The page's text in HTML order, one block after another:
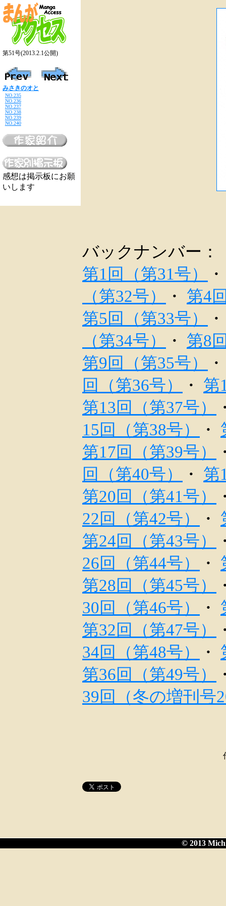
第51号(2013.2.1公開)
みさきのオと
NO.235
NO.236
NO.237
NO.238
NO.239
NO.240
感想は掲示板にお願
いします
バックナンバー：
第1回（第31号）
（第32号）
・ 第4
第5回（第33号）
（第34号）
・ 第8
第9回（第35号）
回（第36号）
・ 第
第13回（第37号）
15回（第38号）
・
第17回（第39号）
回（第40号）
・ 第
第20回（第41号）
22回（第42号）
・
第24回（第43号）
26回（第44号）
・
第28回（第45号）
30回（第46号）
・
第32回（第47号）
34回（第48号）
・
第36回（第49号）
39回（冬の増刊号
© 2013